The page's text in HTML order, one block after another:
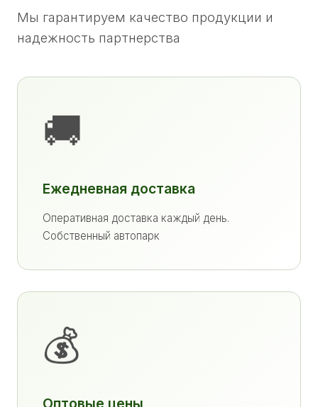
Мы гарантируем качество продукции и
надежность партнерства
🚚
Ежедневная доставка
Оперативная доставка каждый день.
Собственный автопарк
💰
Оптовые цены